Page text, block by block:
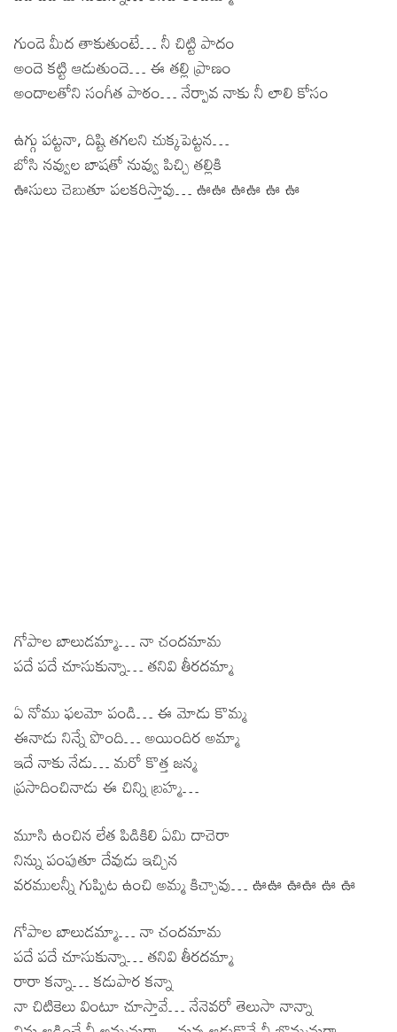
గుండె మీద తాకుతుంటే… నీ చిట్టి పాదం
అందె కట్టి ఆడుతుందె… ఈ తల్లి ప్రాణం
అందాలతోని సంగీత పాఠం… నేర్పావ నాకు నీ లాలి కోసం
ఉగ్గు పట్టనా, దిష్టి తగలని చుక్కపెట్టన…
బోసి నవ్వుల బాషతో నువ్వు పిచ్చి తల్లికి
ఊసులు చెబుతూ పలకరిస్తావు… ఊఊ ఊఊ ఊ ఊ
గోపాల బాలుడమ్మా… నా చందమామ
పదే పదే చూసుకున్నా… తనివి తీరదమ్మా
ఏ నోము ఫలమో పండి… ఈ మోడు కొమ్మ
ఈనాడు నిన్నే పొంది… అయిందిర అమ్మా
ఇదే నాకు నేడు… మరో కొత్త జన్మ
ప్రసాదించినాడు ఈ చిన్ని బ్రహ్మ…
మూసి ఉంచిన లేత పిడికిలి ఏమి దాచెరా
నిన్ను పంపుతూ దేవుడు ఇచ్చిన
వరములన్నీ గుప్పిట ఉంచి అమ్మ కిచ్చావు… ఊఊ ఊఊ ఊ ఊ
గోపాల బాలుడమ్మా… నా చందమామ
పదే పదే చూసుకున్నా… తనివి తీరదమ్మా
రారా కన్నా… కడుపార కన్నా
నా చిటికెలు వింటూ చూస్తావే… నేనెవరో తెలుసా నాన్నా